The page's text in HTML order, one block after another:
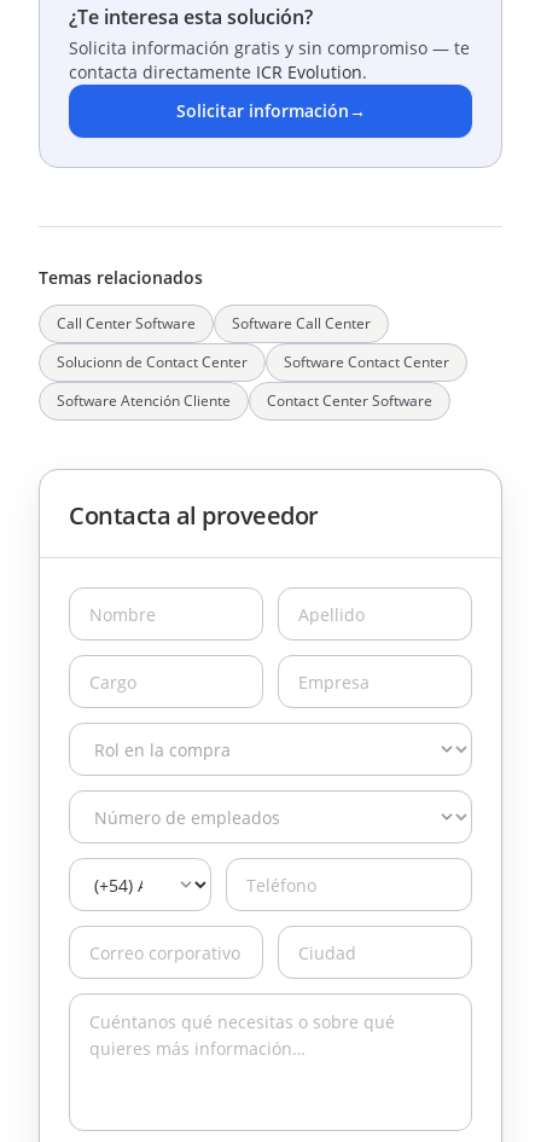
¿Te interesa esta solución?
Solicita información gratis y sin compromiso — te
contacta directamente ICR Evolution.
Solicitar información→
Temas relacionados
Call Center Software
Software Call Center
Solucionn de Contact Center
Software Contact Center
Software Atención Cliente
Contact Center Software
Contacta al proveedor